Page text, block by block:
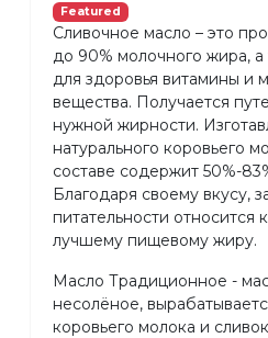
Featured
Сливочное масло – это
до 90% молочного жира,
для здоровья витамины и
вещества. Получается
нужной жирности.
натурального коровьего
составе содержит 50%-
Благодаря своему вкусу,
питательности относится
лучшему пищевому жиру.
Масло Традиционное -
несолёное,
коровьего молока и